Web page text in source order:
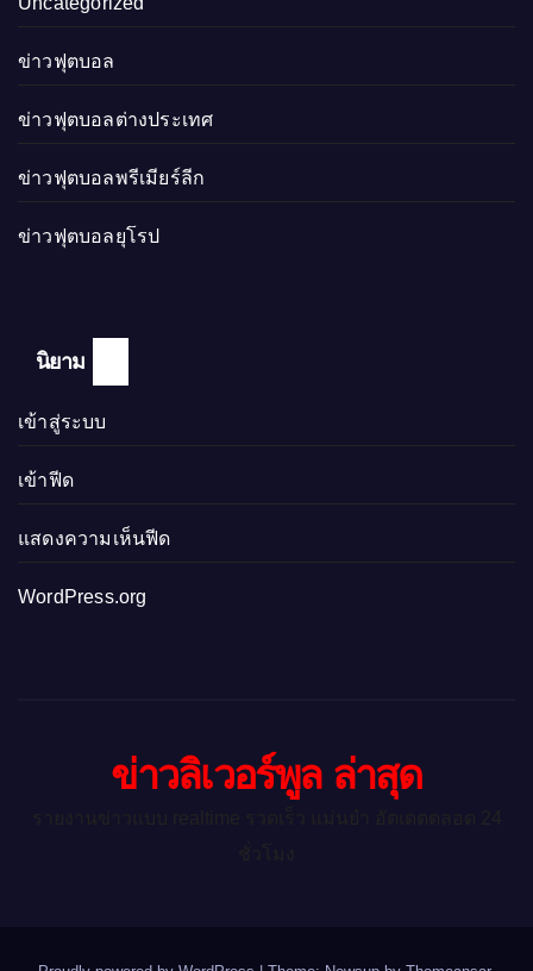
ข่าวฟุตบอล
ข่าวฟุตบอลต่างประเทศ
ข่าวฟุตบอลพรีเมียร์ลีก
ข่าวฟุตบอลยุโรป
นิยาม
เข้าสู่ระบบ
เข้าฟีด
แสดงความเห็นฟีด
WordPress.org
ข่าวลิเวอร์พูล ล่าสุด